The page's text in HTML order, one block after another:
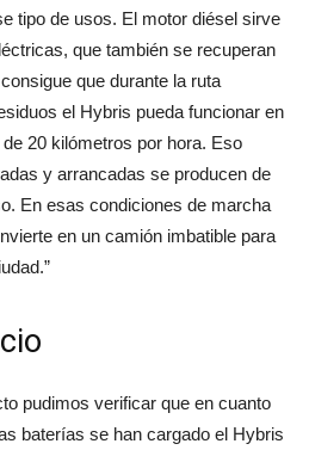
tipo de usos. El motor diésel sirve
que también se recuperan
que durante la ruta
el Hybris pueda funcionar en
20 kilómetros por hora. Eso
y arrancadas se producen de
En esas condiciones de marcha
en un camión imbatible para
pudimos verificar que en cuanto
baterías se han cargado el Hybris